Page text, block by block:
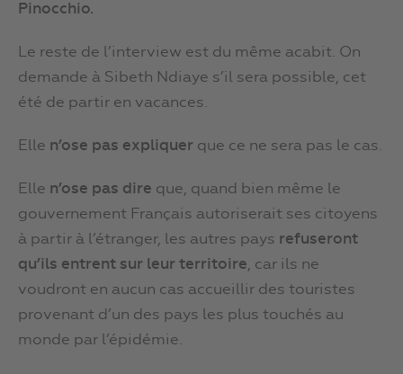
Pinocchio.
Le reste de l’interview est du même acabit. On
demande à Sibeth Ndiaye s’il sera possible, cet
été de partir en vacances.
Elle n’ose pas expliquer que ce ne sera pas le cas.
Elle n’ose pas dire que, quand bien même le
gouvernement Français autoriserait ses citoyens
à partir à l’étranger, les autres pays refuseront
qu’ils entrent sur leur territoire, car ils ne
voudront en aucun cas accueillir des touristes
provenant d’un des pays les plus touchés au
monde par l’épidémie.